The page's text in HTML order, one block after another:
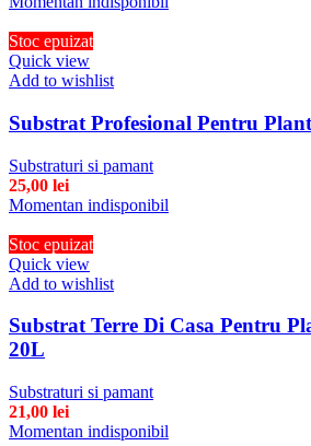
Stoc epuizat
Quick view
Add to wishlist
Substrat Profesional Pentru
Substraturi si pamant
25,00 lei
Momentan indisponibil
Stoc epuizat
Quick view
Add to wishlist
Substrat Terre Di Casa Pentru
20L
Substraturi si pamant
21,00 lei
Momentan indisponibil